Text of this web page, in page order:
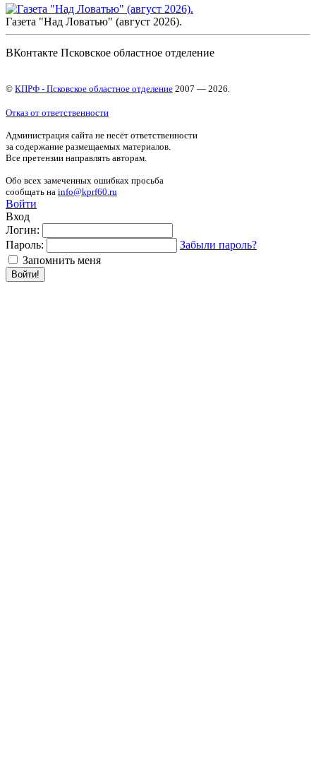
Газета "Над Ловатью" (август 2026).
ВКонтакте Псковское областное отделение
© КПРФ - Псковское областное отделение 2007 — 2026.
Отказ от ответственности
Администрация сайта не несёт ответственности
за содержание размещаемых материалов.
Все претензии направлять авторам.
Обо всех замеченных ошибках просьба
сообщать на info@kprf60.ru
Войти
Вход
Логин:
Пароль:
Забыли пароль?
Запомнить меня